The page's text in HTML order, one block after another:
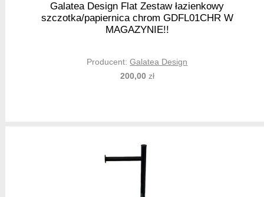
Galatea Design Flat Zestaw łazienkowy
szczotka/papiernica chrom GDFL01CHR W
MAGAZYNIE!!
Producent:Galatea Design
200,00zł